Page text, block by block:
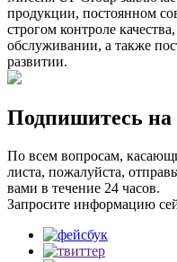
продукции, постоянном
строгом контроле
обслуживании, а также
развитии.
Подпишитесь
По всем вопросам,
листа, пожалуйста,
вами в течение 24 часов.
Запросите информацию